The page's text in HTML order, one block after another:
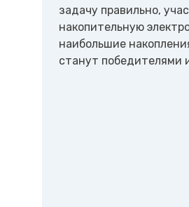
задачу правильно,
накопительную
наибольшие
станут победителями